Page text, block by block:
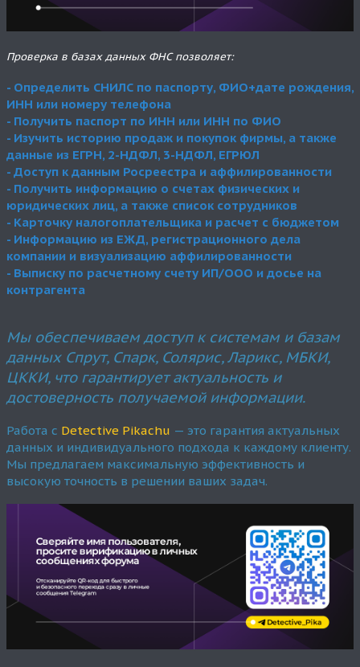
Проверка в базах данных ФНС позволяет:
- Определить СНИЛС по паспорту, ФИО+дате рождения,
ИНН или номеру телефона
- Получить паспорт по ИНН или ИНН по ФИО
- Изучить историю продаж и покупок фирмы, а также
данные из ЕГРН, 2-НДФЛ, 3-НДФЛ, ЕГРЮЛ
- Доступ к данным Росреестра и аффилированности
- Получить информацию о счетах физических и
юридических лиц, а также список сотрудников
- Карточку налогоплательщика и расчет с бюджетом
- Информацию из ЕЖД, регистрационного дела
компании и визуализацию аффилированности
- Выписку по расчетному счету ИП/ООО и досье на
контрагента
Мы обеспечиваем доступ к системам и базам
данных Спрут, Спарк, Солярис, Ларикс, МБКИ,
ЦККИ, что гарантирует актуальность и
достоверность получаемой информации.
Работа с Detective Pikachu — это гарантия актуальных
данных и индивидуального подхода к каждому клиенту.
Мы предлагаем максимальную эффективность и
высокую точность в решении ваших задач.